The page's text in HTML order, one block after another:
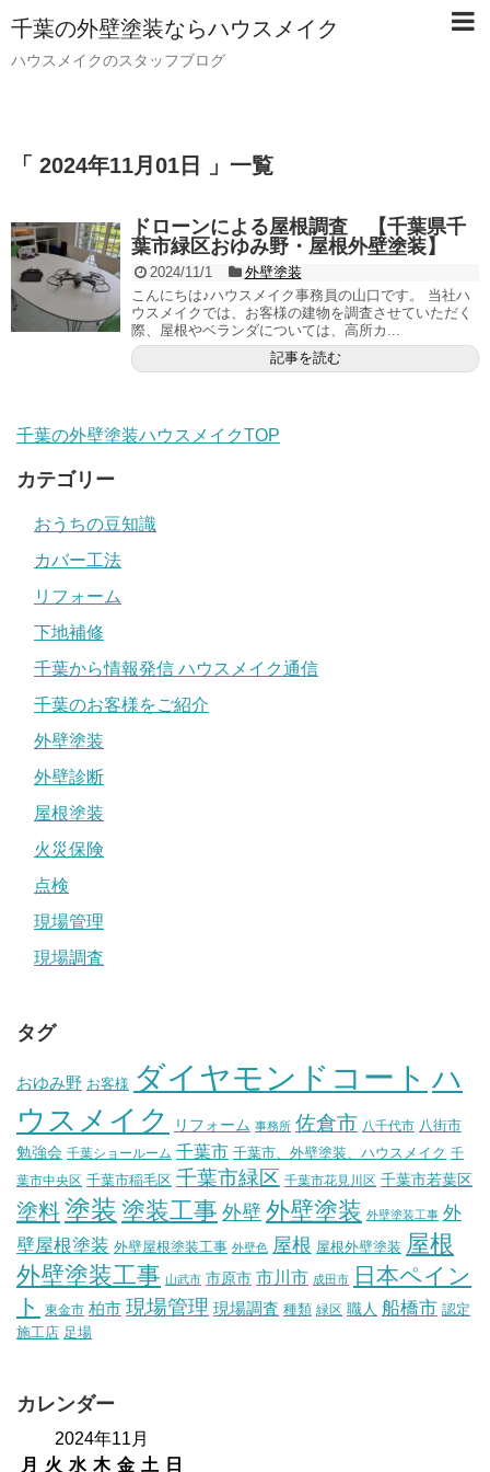
千葉の外壁塗装ならハウスメイク
ハウスメイクのスタッフブログ
「 2024年11月01日 」一覧
ドローンによる屋根調査 【千葉県千
葉市緑区おゆみ野・屋根外壁塗装】
2024/11/1
外壁塗装
こんにちは♪ハウスメイク事務員の山口です。 当社ハ
ウスメイクでは、お客様の建物を調査させていただく
際、屋根やベランダについては、高所カ...
記事を読む
千葉の外壁塗装ハウスメイクTOP
カテゴリー
おうちの豆知識
カバー工法
リフォーム
下地補修
千葉から情報発信 ハウスメイク通信
千葉のお客様をご紹介
外壁塗装
外壁診断
屋根塗装
火災保険
点検
現場管理
現場調査
タグ
おゆみ野 お客様 ダイヤモンドコート ハ
ウスメイク
リフォーム 事務所 佐倉市 八千代市 八街市
勉強会 千葉ショールーム 千葉市 千葉市、外壁塗装、ハウスメイク 千
葉市中央区 千葉市稲毛区 千葉市緑区 千葉市花見川区 千葉市若葉区
塗料塗装 塗装工事 外壁 外壁塗装 外壁塗装工事 外
壁屋根塗装 外壁屋根塗装工事 外壁色 屋根 屋根外壁塗装 屋根
外壁塗装工事 山武市 市原市 市川市 成田市
日本ペイン
ト
東金市 柏市 現場管理 現場調査 種類 緑区 職人 船橋市 認定
施工店 足場
カレンダー
2024年11月
月
火 水 木 金 土 日